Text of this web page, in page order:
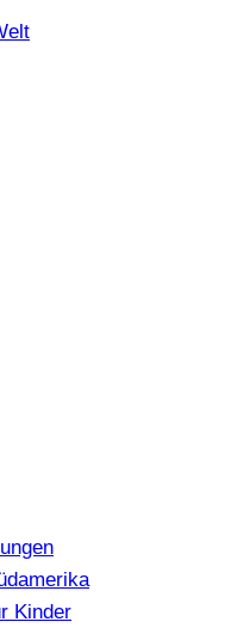
Kinder